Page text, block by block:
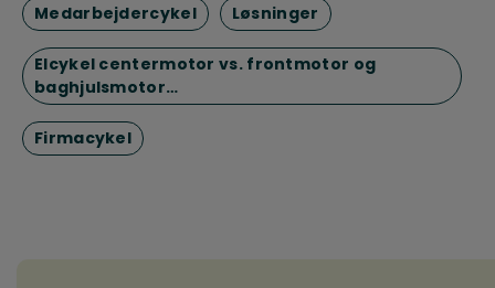
Medarbejdercykel Løsninger
Elcykel centermotor vs. frontmotor og
baghjulsmotor…
Firmacykel